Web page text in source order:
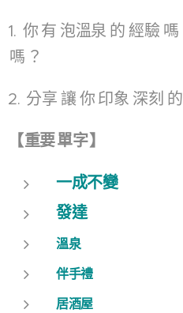
1. 你 有 泡溫泉 的 經驗 嗎
嗎 ？
2. 分享 讓 你 印象 深刻 的
【重要單字】
一成不變
發達
溫泉
伴手禮
居酒屋